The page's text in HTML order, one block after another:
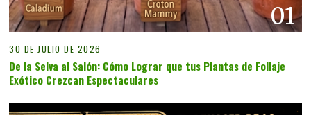
01
30 DE JULIO DE 2026
De la Selva al Salón: Cómo Lograr que tus Plantas de Follaje
Exótico Crezcan Espectaculares